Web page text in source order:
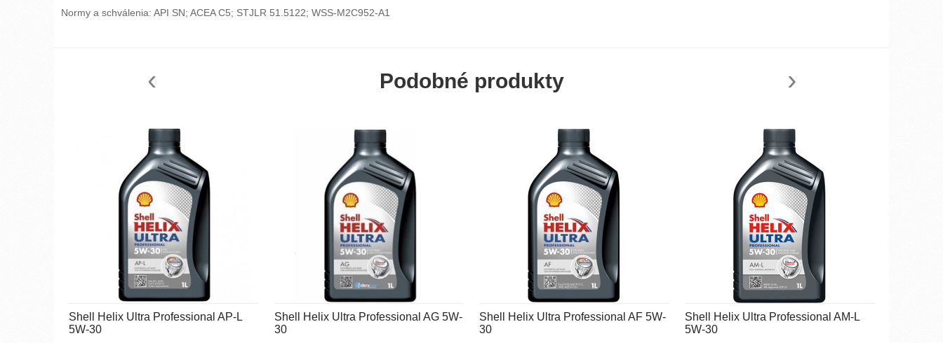
Normy a schválenia: API SN; ACEA C5; STJLR 51.5122; WSS-M2C952-A1
Podobné produkty
‹ ›
Shell Helix Ultra Professional AP-L
5W-30
Shell Helix Ultra Professional AG 5W-
30
Shell Helix Ultra Professional AF 5W-
30
Shell Helix Ultra Professional AM-L
5W-30